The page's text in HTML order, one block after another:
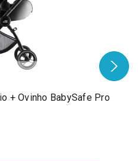
+ Ovinho BabySafe Pro